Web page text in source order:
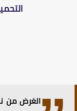
الغرض من نشر